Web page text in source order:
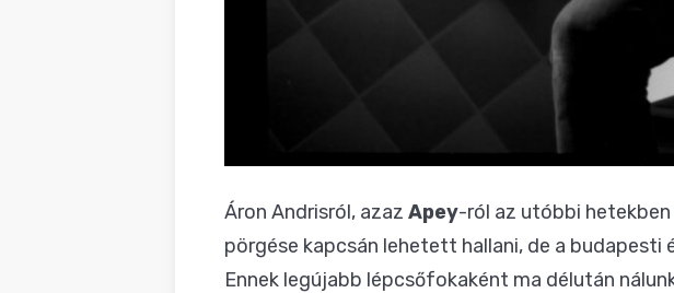
Áron Andrisról, azaz Apey-ról az utóbbi
pörgése kapcsán lehetett hallani, de a
Ennek legújabb lépcsőfokaként ma délután